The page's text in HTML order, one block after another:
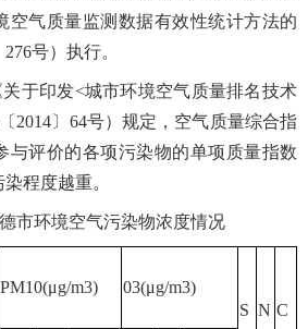
空气质量监测数据有效性统计方法的
号）执行。
于印发<城市环境空气质量排名技术
2014〕64号）规定，空气质量综合指
与评价的各项污染物的单项质量指数
程度越重。
市环境空气污染物浓度情况
PM10(μg/m3)
03(μg/m3)
S N C